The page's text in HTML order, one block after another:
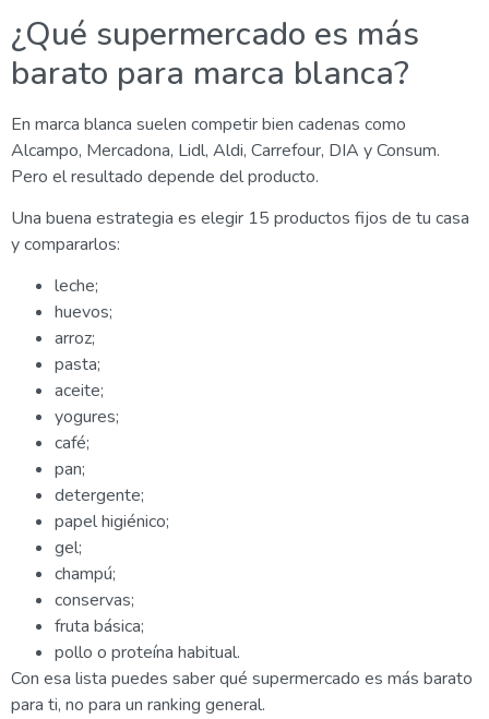
¿Qué supermercado es más
barato para marca blanca?
En marca blanca suelen competir bien cadenas como
Alcampo, Mercadona, Lidl, Aldi, Carrefour, DIA y Consum.
Pero el resultado depende del producto.
Una buena estrategia es elegir 15 productos fijos de tu casa
y compararlos:
leche;
huevos;
arroz;
pasta;
aceite;
yogures;
café;
pan;
detergente;
papel higiénico;
gel;
champú;
conservas;
fruta básica;
pollo o proteína habitual.
Con esa lista puedes saber qué supermercado es más barato
para ti, no para un ranking general.